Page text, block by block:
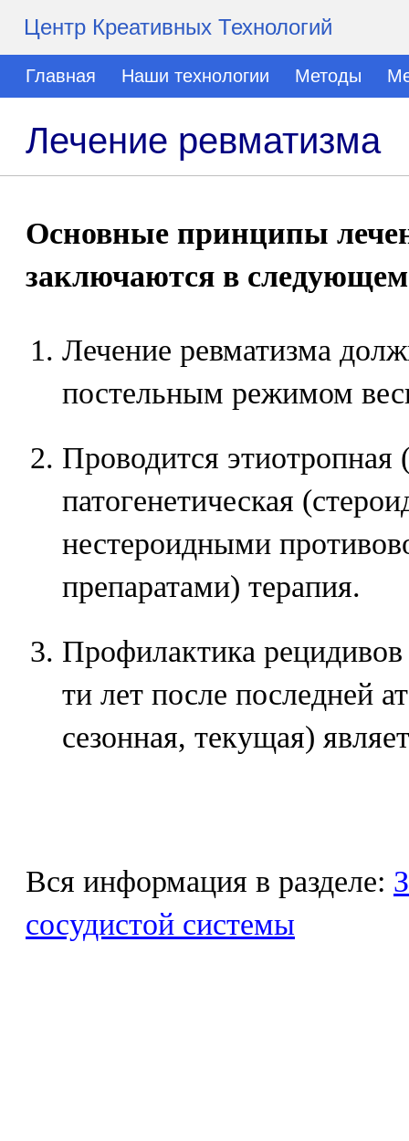
Центр Креативных Технологий
Главная Наши технологии Методы
Лечение ревматизма
Основные принципы
заключаются в
Лечение ревматизма
постельным режимом
Проводится этиотропная
патогенетическая
нестероидными
препаратами) терапия.
Профилактика
ти лет после последней
сезонная, текущая)
Вся информация в разделе:
сосудистой системы